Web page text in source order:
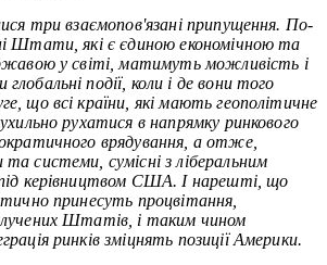
три взаємопов'язані припущення. По-
Штати, які є єдиною економічною та
у світі, матимуть можливість і
події, коли і де вони того
що всі країни, які мають геополітичне
рухатися в напрямку ринкового
врядування, а отже,
системи, сумісні з ліберальним
керівництвом США. І нарешті, що
принесуть процвітання,
Штатів, і таким чином
ринків зміцнять позиції Америки.